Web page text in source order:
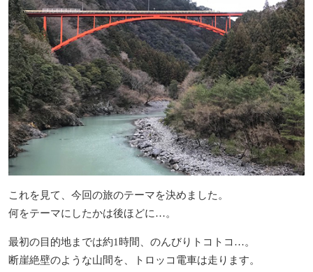
これを見て、今回の旅のテーマを決めました。
何をテーマにしたかは後ほどに…。
最初の目的地までは約1時間、のんびりトコトコ…。
断崖絶壁のような山間を、トロッコ電車は走ります。